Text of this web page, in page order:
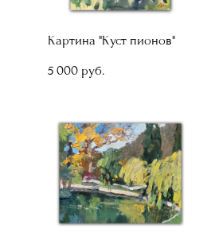
Картина "Куст пионов"
5 000 pуб.